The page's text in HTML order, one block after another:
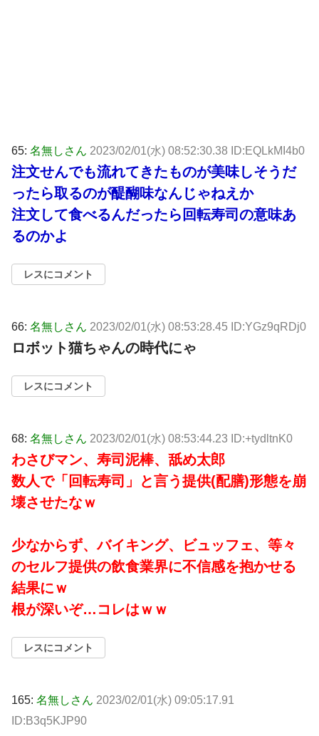
65: 名無しさん 2023/02/01(水) 08:52:30.38 ID:EQLkMI4b0
注文せんでも流れてきたものが美味しそうだ
ったら取るのが醍醐味なんじゃねえか
注文して食べるんだったら回転寿司の意味あ
るのかよ
レスにコメント
66: 名無しさん 2023/02/01(水) 08:53:28.45 ID:YGz9qRDj0
ロボット猫ちゃんの時代にゃ
レスにコメント
68: 名無しさん 2023/02/01(水) 08:53:44.23 ID:+tydltnK0
わさびマン、寿司泥棒、舐め太郎
数人で「回転寿司」と言う提供(配膳)形態を崩
壊させたなｗ
少なからず、バイキング、ビュッフェ、等々
のセルフ提供の飲食業界に不信感を抱かせる
結果にｗ
根が深いぞ…コレはｗｗ
レスにコメント
165: 名無しさん 2023/02/01(水) 09:05:17.91
ID:B3q5KJP90